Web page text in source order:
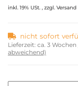
inkl. 19% USt. , zzgl. Versand
nicht sofort
Lieferzeit: ca. 3 Wochen
abweichend)